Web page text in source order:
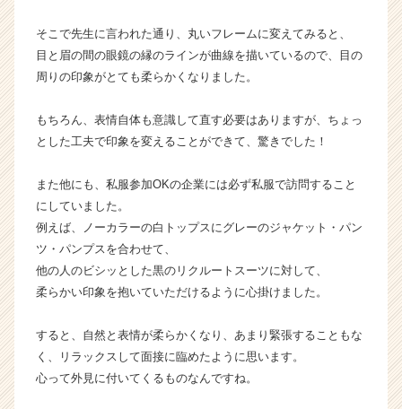
キ
ャ
ア
h
e
r
r
e
e
r）
そこで先生に言われた通り、丸いフレームに変えてみると、
目と眉の間の眼鏡の縁のラインが曲線を描いているので、目の
周りの印象がとても柔らかくなりました。
もちろん、表情自体も意識して直す必要はありますが、ちょっ
とした工夫で印象を変えることができて、驚きでした！
また他にも、私服参加OKの企業には必ず私服で訪問すること
にしていました。
例えば、ノーカラーの白トップスにグレーのジャケット・パン
ツ・パンプスを合わせて、
他の人のビシッとした黒のリクルートスーツに対して、
柔らかい印象を抱いていただけるように心掛けました。
すると、自然と表情が柔らかくなり、あまり緊張することもな
く、リラックスして面接に臨めたように思います。
心って外見に付いてくるものなんですね。